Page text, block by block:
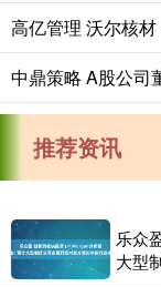
推荐资讯
乐众
大型